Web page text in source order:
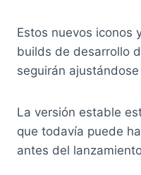
Estos nuevos iconos
builds de desarrollo
seguirán
La versión estable
que todavía puede
antes del